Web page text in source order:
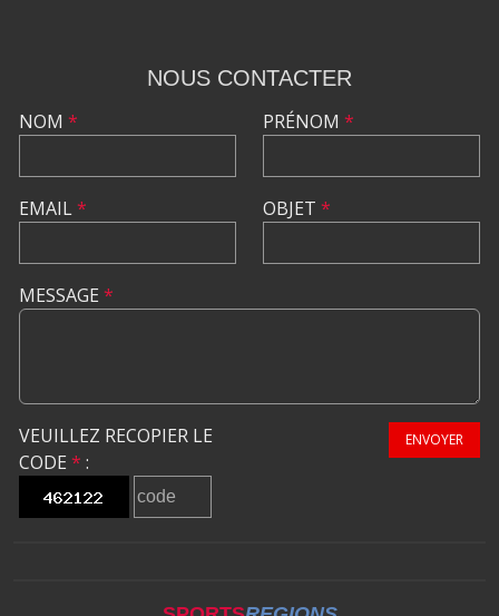
NOUS CONTACTER
NOM *
EMAIL*
PRÉNOM *
OBJET *
MESSAGE *
VEUILLEZ RECOPIER LE
CODE * :
ENVOYER